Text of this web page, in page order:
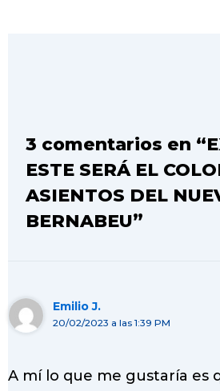
3 comentarios en
ESTE SERÁ EL
ASIENTOS DEL
BERNABEU”
Emilio J.
20/02/2023 a las 1:39 PM
A mí lo que me gustaría es